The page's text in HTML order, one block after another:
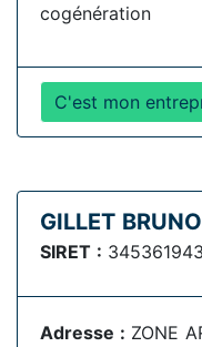
cogénération
C'est mon
GILLET BRUNO
SIRET :
Adresse : ZONE